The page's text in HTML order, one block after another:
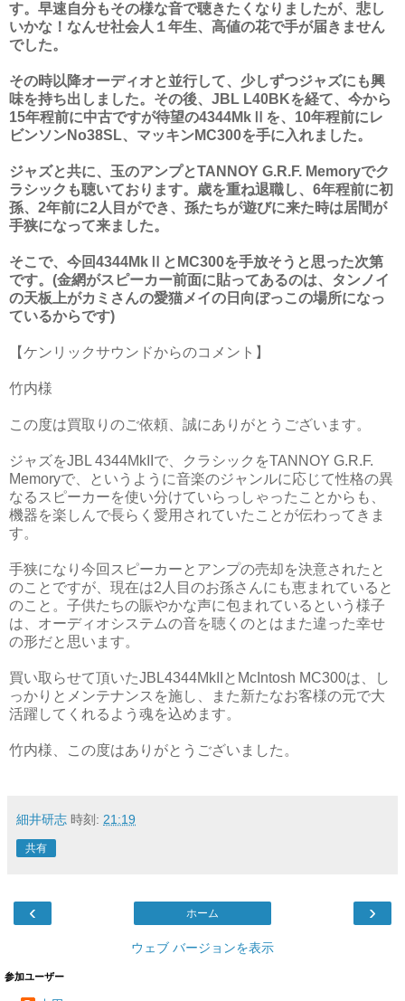
す。早速自分もその様な音で聴きたくなりましたが、悲し
いかな！なんせ社会人１年生、高値の花で手が届きません
でした。
その時以降オーディオと並行して、少しずつジャズにも興
味を持ち出しました。その後、JBL L40BKを経て、今から
15年程前に中古ですが待望の4344MkⅡを、10年程前にレ
ビンソンNo38SL、マッキンMC300を手に入れました。
ジャズと共に、玉のアンプとTANNOY G.R.F. Memoryでク
ラシックも聴いております。歳を重ね退職し、6年程前に初
孫、2年前に2人目ができ、孫たちが遊びに来た時は居間が
手狭になって来ました。
そこで、今回4344MkⅡとMC300を手放そうと思った次第
です。(金網がスピーカー前面に貼ってあるのは、タンノイ
の天板上がカミさんの愛猫メイの日向ぼっこの場所になっ
ているからです)
【ケンリックサウンドからのコメント】
竹内様
この度は買取りのご依頼、誠にありがとうございます。
ジャズをJBL 4344MkIIで、クラシックをTANNOY G.R.F.
Memoryで、というように音楽のジャンルに応じて性格の異
なるスピーカーを使い分けていらっしゃったことからも、
機器を楽しんで長らく愛用されていたことが伝わってきま
す。
手狭になり今回スピーカーとアンプの売却を決意されたと
のことですが、現在は2人目のお孫さんにも恵まれていると
のこと。子供たちの賑やかな声に包まれているという様子
は、オーディオシステムの音を聴くのとはまた違った幸せ
の形だと思います。
買い取らせて頂いたJBL4344MkIIとMcIntosh MC300は、し
っかりとメンテナンスを施し、また新たなお客様の元で大
活躍してくれるよう魂を込めます。
竹内様、この度はありがとうございました。
細井研志 時刻: 21:19
共有
‹ ›
ホーム
ウェブ バージョンを表示
参加ユーザー